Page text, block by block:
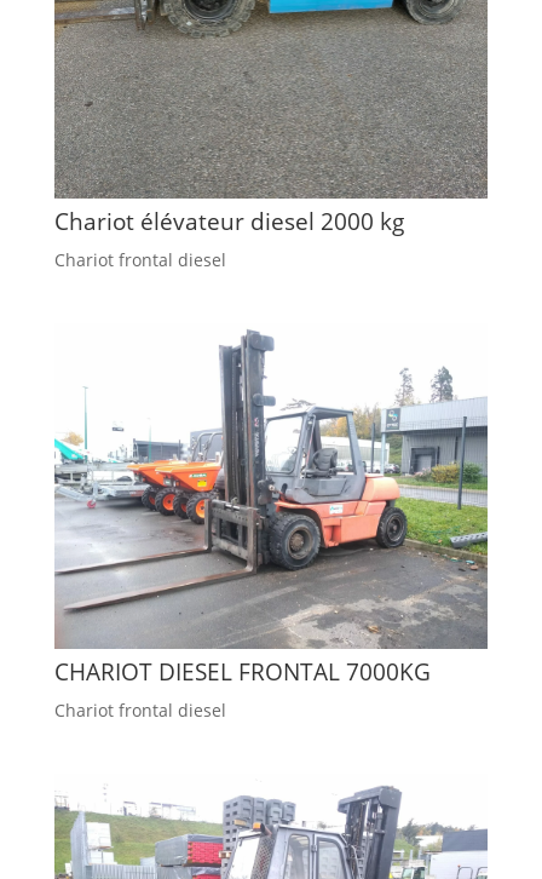
Chariot élévateur diesel 2000 kg
Chariot frontal diesel
CHARIOT DIESEL FRONTAL 7000KG
Chariot frontal diesel